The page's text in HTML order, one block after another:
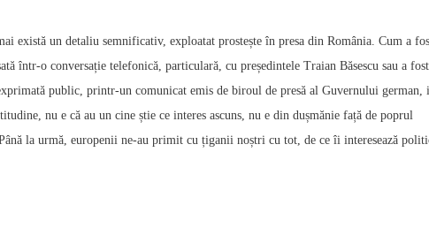
există un detaliu semnificativ, exploatat prostește în presa din România. Cum a
într-o conversație telefonică, particulară, cu președintele Traian Băsescu sau a fost
public, printr-un comunicat emis de biroul de presă al Guvernului german,
nu e că au un cine știe ce interes ascuns, nu e din dușmănie față de poprul
la urmă, europenii ne-au primit cu țiganii noștri cu tot, de ce îi interesează